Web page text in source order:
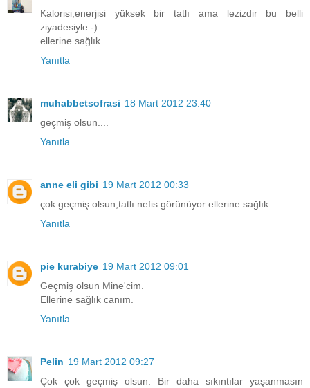
Kalorisi,enerjisi yüksek bir tatlı ama lezizdir bu belli
ziyadesiyle:-)
ellerine sağlık.
Yanıtla
muhabbetsofrasi 18 Mart 2012 23:40
geçmiş olsun....
Yanıtla
anne eli gibi 19 Mart 2012 00:33
çok geçmiş olsun,tatlı nefis görünüyor ellerine sağlık...
Yanıtla
pie kurabiye 19 Mart 2012 09:01
Geçmiş olsun Mine'cim.
Ellerine sağlık canım.
Yanıtla
Pelin 19 Mart 2012 09:27
Çok çok geçmiş olsun. Bir daha sıkıntılar yaşanmasın